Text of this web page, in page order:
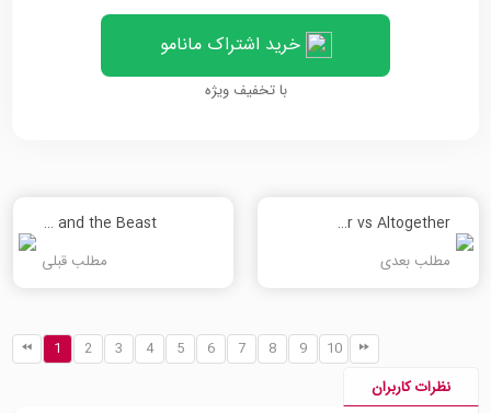
خرید اشتراک مانامو
با تخفیف ویژه
All together vs Altogether
مطلب بعدی
Beauty and the Beast
مطلب قبلی
1 2 3 4 5 6 7 8 9 10
نظرات کاربران